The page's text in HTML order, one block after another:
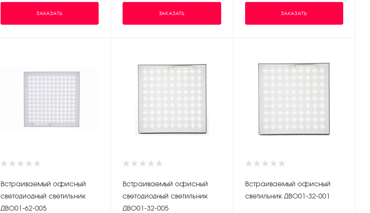
ЗАКАЗАТЬ ЗАКАЗАТЬ ЗАКАЗАТЬ
Встраиваемый офисный
светодиодный светильник
ДВО01-62-005
Встраиваемый офисный
светодиодный светильник
ДВО01-32-005
Встраиваемый офисный
светильник ДВО01-32-001